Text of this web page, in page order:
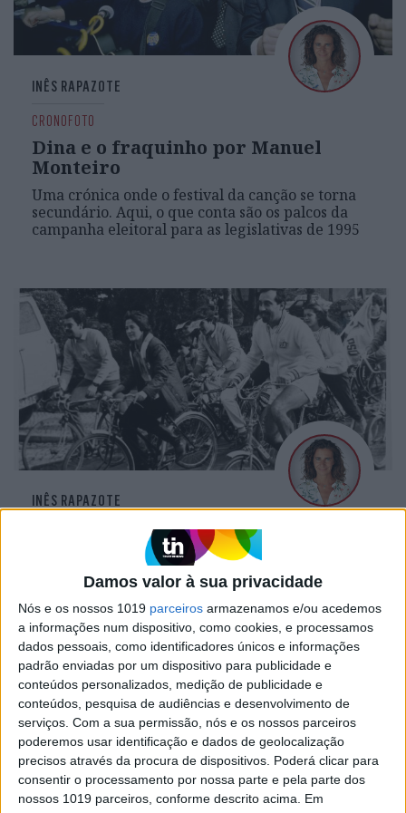
Damos valor à sua privacidade
Nós e os nossos 1019 parceiros armazenamos e/ou acedemos
a informações num dispositivo, como cookies, e processamos
dados pessoais, como identificadores únicos e informações
padrão enviadas por um dispositivo para publicidade e
conteúdos personalizados, medição de publicidade e
conteúdos, pesquisa de audiências e desenvolvimento de
serviços. Com a sua permissão, nós e os nossos parceiros
poderemos usar identificação e dados de geolocalização
precisos através da procura de dispositivos. Poderá clicar para
consentir o processamento por nossa parte e pela parte dos
nossos 1019 parceiros, conforme descrito acima. Em
CRONOFOTO
Dina e o fraquinho por Manuel
Monteiro
Uma crónica onde o festival da canção se torna
secundário. Aqui, o que conta são os palcos da
campanha eleitoral para as legislativas de 1995
INÊS RAPAZOTE
Marcelo e Portas: a pedalar juntos
desde 1982
Andam há mais de 30 anos em encontros e
desencontros, a pedalar pelas mesmas estradas.
Um acabou de chegar ao mais alto cargo da
Nação. O outro diz-se de saída da política
INÊS RAPAZOTE